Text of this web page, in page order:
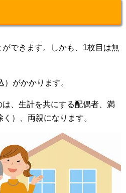
できます。しかも、1枚目は無
がかかります。
、生計を共にする配偶者、満
）、両親になります。